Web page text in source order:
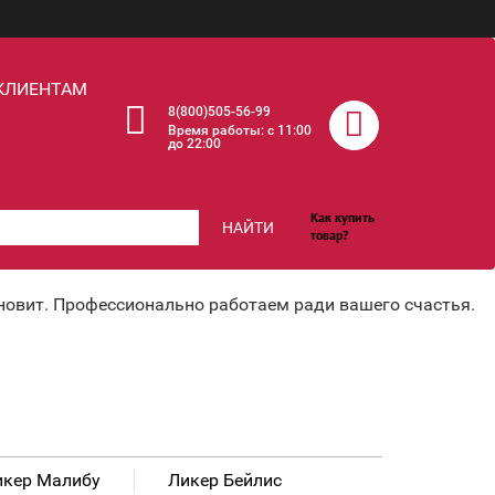
8(800)505-56-99
Время работы: c 11:00
до 22:00
НАЙТИ
Как купить
товар?
Профессионально работаем ради вашего счастья.
Малибу Ликер Бейлис